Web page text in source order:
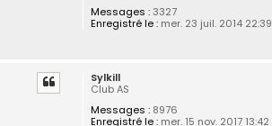
Messages :3327
Enregistré le :mer. 23 juil. 2014 22:39
Sylkill
Club AS
Messages :8976
Enregistré le :mer. 15 nov. 2017 13:42